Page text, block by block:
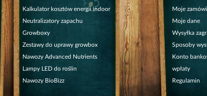
Kalkulator kosztów energii indoor
Neutralizatory zapachu
Growboxy
Zestawy do uprawy growbox
Nawozy Advanced Nutrients
Lampy LED do roślin
Nawozy BioBizz
Moje
Moje dane
Wysyłka
Sposoby
Konto
wpłaty
Regulamin